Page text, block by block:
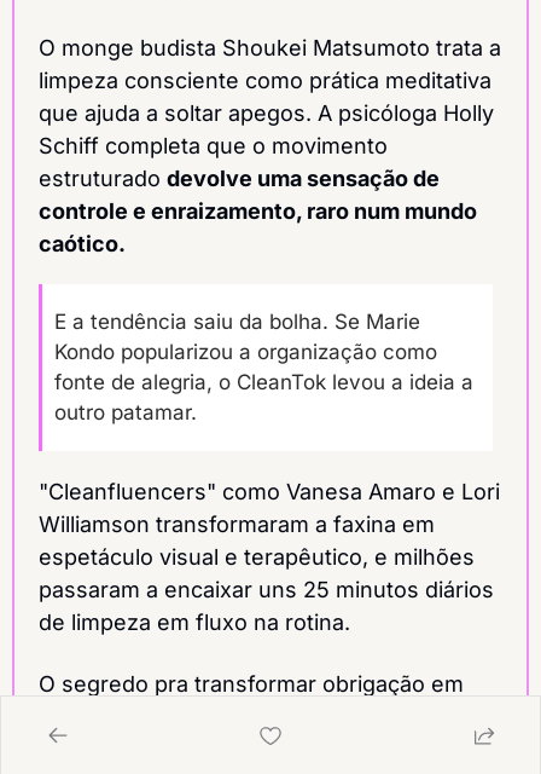
O monge budista Shoukei Matsumoto trata a
limpeza consciente como prática meditativa
que ajuda a soltar apegos. A psicóloga Holly
Schiff completa que o movimento
estruturado devolve uma sensação de
controle e enraizamento, raro num mundo
caótico.
E a tendência saiu da bolha. Se Marie
Kondo popularizou a organização como
fonte de alegria, o CleanTok levou a ideia a
outro patamar.
"Cleanfluencers" como Vanesa Amaro e Lori
Williamson transformaram a faxina em
espetáculo visual e terapêutico, e milhões
passaram a encaixar uns 25 minutos diários
de limpeza em fluxo na rotina.
O segredo pra transformar obrigação em
vez de mirar a perfeição, ficar no movimento